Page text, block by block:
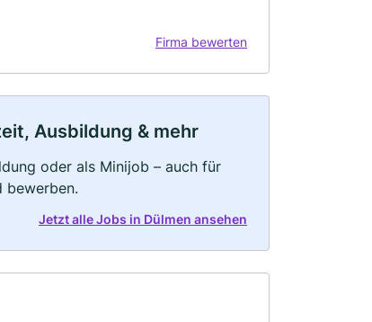
Firma bewerten
Ausbildung & mehr
oder als Minijob – auch für
bewerben.
Jetzt alle Jobs in Dülmen ansehen